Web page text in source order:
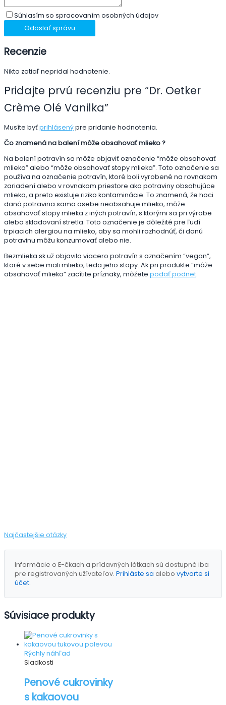
Súhlasím so spracovaním osobných údajov
Odoslať správu
Recenzie
Nikto zatiaľ nepridal hodnotenie.
Pridajte prvú recenziu pre “Dr. Oetker
Crème Olé Vanilka”
Musíte byťprihlásenýpre pridanie hodnotenia.
Čo znamená na balení môže obsahovať mlieko ?
Na balení potravín sa môže objaviť označenie “môže obsahovať
mlieko” alebo “môže obsahovať stopy mlieka”. Toto označenie sa
používa na označenie potravín, ktoré boli vyrobené na rovnakom
zariadení alebo v rovnakom priestore ako potraviny obsahujúce
mlieko, a preto existuje riziko kontaminácie. To znamená, že hoci
daná potravina sama osebe neobsahuje mlieko, môže
obsahovať stopy mlieka z iných potravín, s ktorými sa pri výrobe
alebo skladovaní stretla. Toto označenie je dôležité pre ľudí
trpiacich alergiou na mlieko, aby sa mohli rozhodnúť, či danú
potravinu môžu konzumovať alebo nie.
Bezmlieka.sk už objavilo viacero potravín s označením “vegan”,
ktoré v sebe mali mlieko, teda jeho stopy. Ak pri produkte “môže
obsahovať mlieko” zacítite príznaky, môžete podať podnet.
Najčastejšie otázky
Informácie o E-čkach a prídavných látkach sú dostupné iba
pre registrovaných užívateľov. Prihláste sa alebo vytvorte si
účet.
Súvisiace produkty
Rýchly náhľad
Sladkosti
Penové cukrovinky
s kakaovou